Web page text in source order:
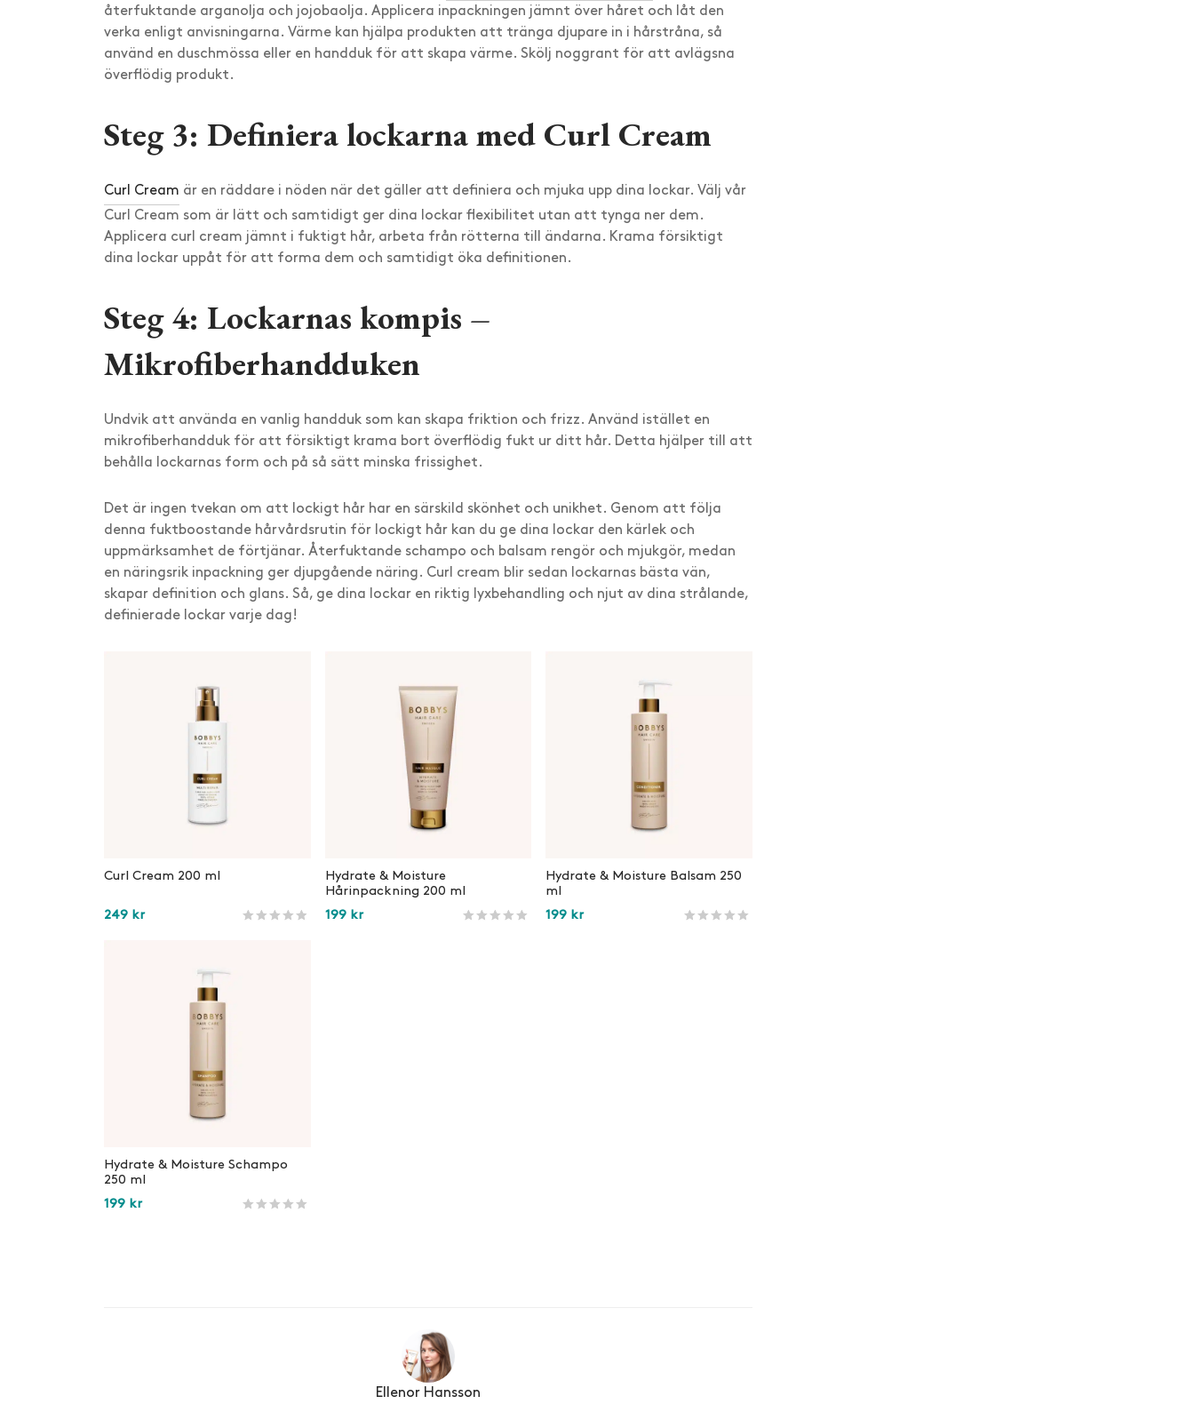
återfuktande arganolja och jojobaolja. Applicera inpackningen jämnt över håret och låt den
verka enligt anvisningarna. Värme kan hjälpa produkten att tränga djupare in i hårstråna, så
använd en duschmössa eller en handduk för att skapa värme. Skölj noggrant för att avlägsna
överflödig produkt.
Steg 3: Definiera lockarna med Curl Cream
Curl Cream är en räddare i nöden när det gäller att definiera och mjuka upp dina lockar. Välj vår
Curl Cream som är lätt och samtidigt ger dina lockar flexibilitet utan att tynga ner dem.
Applicera curl cream jämnt i fuktigt hår, arbeta från rötterna till ändarna. Krama försiktigt
dina lockar uppåt för att forma dem och samtidigt öka definitionen.
Steg 4: Lockarnas kompis –
Mikrofiberhandduken
Undvik att använda en vanlig handduk som kan skapa friktion och frizz. Använd istället en
mikrofiberhandduk för att försiktigt krama bort överflödig fukt ur ditt hår. Detta hjälper till att
behålla lockarnas form och på så sätt minska frissighet.
Det är ingen tvekan om att lockigt hår har en särskild skönhet och unikhet. Genom att följa
denna fuktboostande hårvårdsrutin för lockigt hår kan du ge dina lockar den kärlek och
uppmärksamhet de förtjänar. Återfuktande schampo och balsam rengör och mjukgör, medan
en näringsrik inpackning ger djupgående näring. Curl cream blir sedan lockarnas bästa vän,
skapar definition och glans. Så, ge dina lockar en riktig lyxbehandling och njut av dina strålande,
definierade lockar varje dag!
Curl Cream 200 ml
249 kr
Hydrate & Moisture
Hårinpackning 200 ml
199 kr
Hydrate & Moisture Balsam 250
ml
199 kr
Hydrate & Moisture Schampo
250 ml
199 kr
Ellenor Hansson